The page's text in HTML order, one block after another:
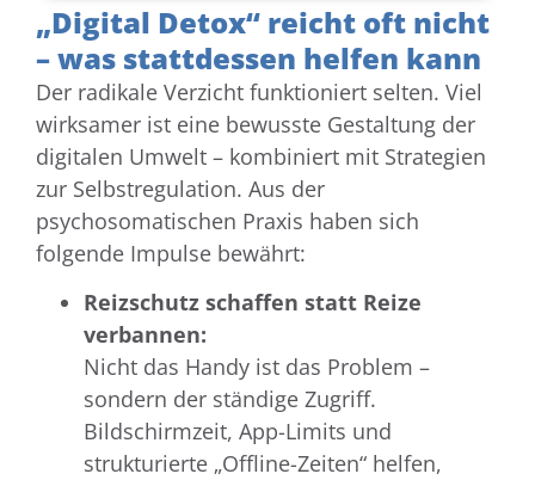
„Digital Detox“ reicht oft nicht
– was stattdessen helfen kann
Der radikale Verzicht funktioniert selten. Viel
wirksamer ist eine bewusste Gestaltung der
digitalen Umwelt – kombiniert mit Strategien
zur Selbstregulation. Aus der
psychosomatischen Praxis haben sich
folgende Impulse bewährt:
Reizschutz schaffen statt Reize
verbannen:
Nicht das Handy ist das Problem –
sondern der ständige Zugriff.
Bildschirmzeit, App-Limits und
strukturierte „Offline-Zeiten“ helfen,